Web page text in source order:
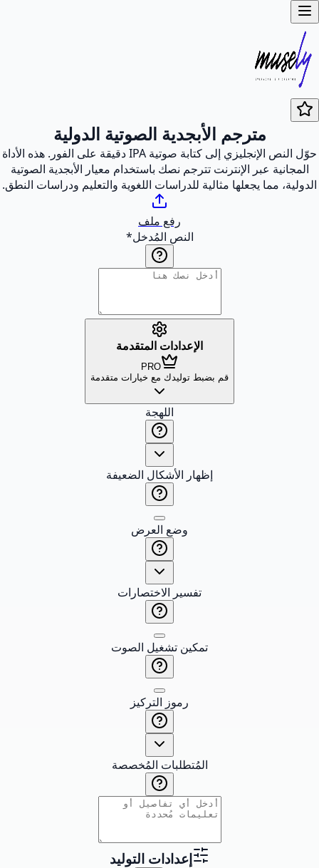
مترجم الأبجدية الصوتية الدولية
حوّل النص الإنجليزي إلى كتابة صوتية IPA دقيقة على الفور. هذه الأداة
المجانية عبر الإنترنت تترجم نصك باستخدام معيار الأبجدية الصوتية
الدولية، مما يجعلها مثالية للدراسات اللغوية والتعليم ودراسات النطق.
رفع ملف
النص المُدخل*
الإعدادات المتقدمة
PRO
قم بضبط توليدك مع خيارات متقدمة
اللهجة
إظهار الأشكال الضعيفة
وضع العرض
تفسير الاختصارات
تمكين تشغيل الصوت
رموز التركيز
المُتطلبات المُخصصة
إعدادات التوليد